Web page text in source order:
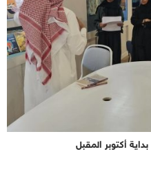
أكتوبر المقبل